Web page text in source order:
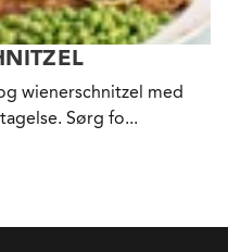
wienerschnitzel med
Sørg fo...